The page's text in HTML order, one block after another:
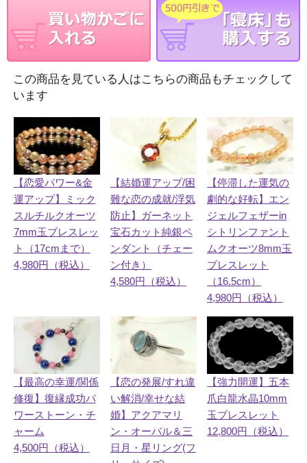
この商品を見ている人はこちらの商品もチェックして
います
【恋愛パワー&金
運アップ】ミック
スルチルクオーツ
7mm玉ブレスレッ
ト（17cmまで）
4,980円（税込）
【結婚運アップ/困
難な恋の成就/浮気
防止】ガーネット
宝石カット純銀ペ
ンダント（チェー
ン付き）
4,580円（税込）
【停滞した運気の
劇的な好転】エン
ジェルフェザーin
シトリンファント
ムクオーツ8mm玉
ブレスレット
（16.5cm）
4,980円（税込）
【最高の幸運/関係
修復】復縁成功パ
ワーストーン・チ
ャーム
4,500円（税込）
【恋の発展/すれ違
い解消/幸せな結
婚】アクアマリ
ン・オーバル＆三
日月・星リング(フ
【強力開運】五本
爪白龍水晶10mm
玉ブレスレット
12,800円（税込）